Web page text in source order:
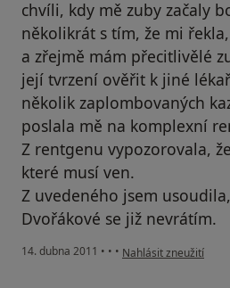
chvíli, kdy mě zuby začaly
několikrát s tím, že mi
a zřejmě mám přecitlivělé
její tvrzení ověřit k jiné
několik zaplombovaných
poslala mě na komplexní
Z rentgenu vypozorovala,
které musí ven.
Z uvedeného jsem
Dvořákové se již nevrátím.
14. dubna 2011 • • • podle názoru
Nahlásit zneužití